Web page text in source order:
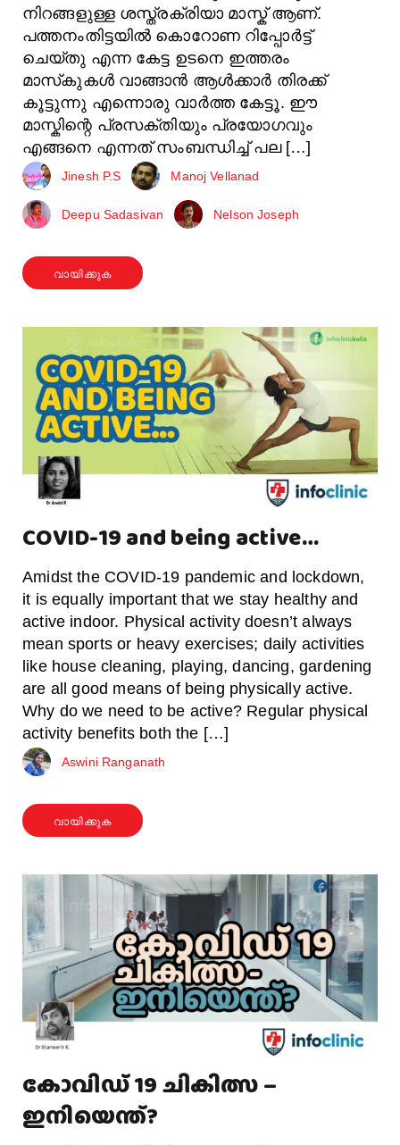
നിറങ്ങളുള്ള ശസ്ത്രക്രിയാ മാസ്ക് ആണ്.
പത്തനംതിട്ടയിൽ കൊറോണ റിപ്പോർട്ട്
ചെയ്തു എന്ന കേട്ട ഉടനെ ഇത്തരം
മാസ്‌കുകൾ വാങ്ങാൻ ആൾക്കാർ തിരക്ക്
കൂട്ടുന്നു എന്നൊരു വാർത്ത കേട്ടൂ. ഈ
മാസ്കിന്റെ പ്രസക്തിയും പ്രയോഗവും
എങ്ങനെ എന്നത് സംബന്ധിച്ച് പല […]
Jinesh P.S Manoj Vellanad
Deepu Sadasivan Nelson Joseph
വായിക്കുക
COVID-19 and being active…
Amidst the COVID-19 pandemic and lockdown,
it is equally important that we stay healthy and
active indoor. Physical activity doesn’t always
mean sports or heavy exercises; daily activities
like house cleaning, playing, dancing, gardening
are all good means of being physically active.
Why do we need to be active? Regular physical
activity benefits both the […]
Aswini Ranganath
വായിക്കുക
കോവിഡ് 19 ചികിത്സ –
ഇനിയെന്ത്?